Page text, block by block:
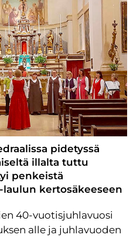
pidetyssä
illalta tuttu
penkeistä
kertosäkeeseen
40-vuotisjuhlavuosi
alle ja juhlavuoden